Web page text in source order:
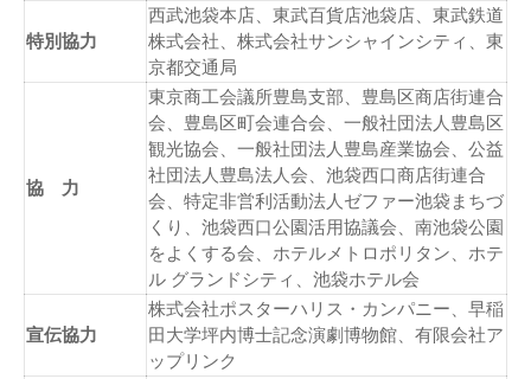
特別協力
西武池袋本店、東武百貨店池袋店、東武鉄道
株式会社、株式会社サンシャインシティ、東
京都交通局
協 力
東京商工会議所豊島支部、豊島区商店街連合
会、豊島区町会連合会、一般社団法人豊島区
観光協会、一般社団法人豊島産業協会、公益
社団法人豊島法人会、池袋西口商店街連合
会、特定非営利活動法人ゼファー池袋まちづ
くり、池袋西口公園活用協議会、南池袋公園
をよくする会、ホテルメトロポリタン、ホテ
ル グランドシティ、池袋ホテル会
宣伝協力
株式会社ポスターハリス・カンパニー、早稲
田大学坪内博士記念演劇博物館、有限会社ア
ップリンク